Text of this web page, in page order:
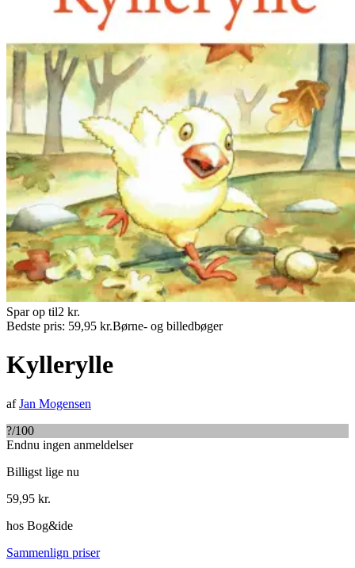
Spar op til2 kr.
Bedste pris: 59,95 kr.Børne- og billedbøger
Kyllerylle
afJan Mogensen
?/100
Endnu ingen anmeldelser
Billigst lige nu
59,95 kr.
hos Bog&ide
Sammenlign priser